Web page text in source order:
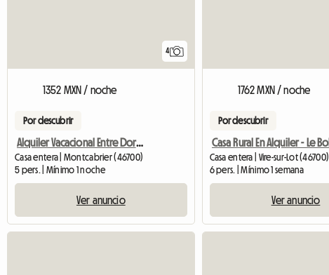
4
1352 MXN / noche
Por descubrir
Alquiler Vacacional Entre Dordoña Y Lot
Casa entera | Montcabrier (46700)
5 pers. | Mínimo 1 noche
Ver anuncio
1762 MXN / noche
Por descubrir
Casa entera | Vire-sur-Lot (46700)
6 pers. | Mínimo 1 semana
Ver anuncio